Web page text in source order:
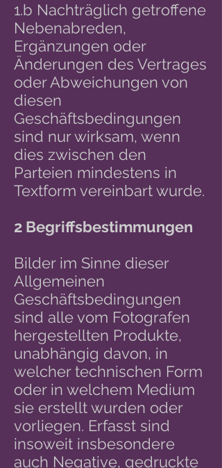
1.b Nachträglich getroffene
Nebenabreden,
Ergänzungen oder
Änderungen des Vertrages
oder Abweichungen von
diesen
Geschäftsbedingungen
sind nur wirksam, wenn
dies zwischen den
Parteien mindestens in
Textform vereinbart wurde.
2 Begriffsbestimmungen
Bilder im Sinne dieser
Allgemeinen
Geschäftsbedingungen
sind alle vom Fotografen
hergestellten Produkte,
unabhängig davon, in
welcher technischen Form
oder in welchem Medium
sie erstellt wurden oder
vorliegen. Erfasst sind
insoweit insbesondere
auch Negative, gedruckte